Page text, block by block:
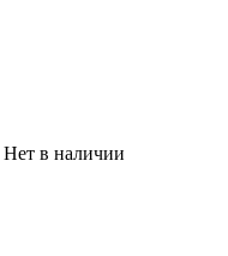
Нет в наличии